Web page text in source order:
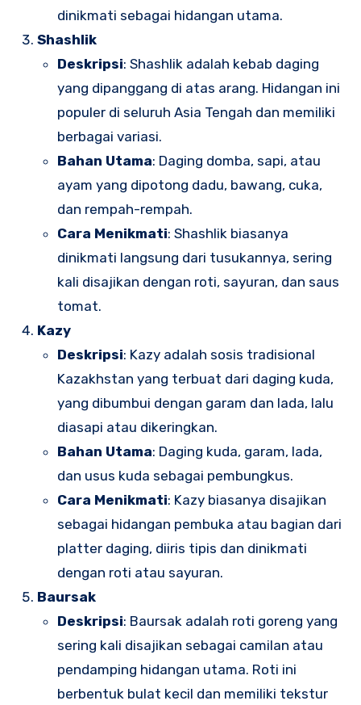
dinikmati sebagai hidangan utama.
Shashlik
Deskripsi: Shashlik adalah kebab daging
yang dipanggang di atas arang. Hidangan ini
populer di seluruh Asia Tengah dan memiliki
berbagai variasi.
Bahan Utama: Daging domba, sapi, atau
ayam yang dipotong dadu, bawang, cuka,
dan rempah-rempah.
Cara Menikmati: Shashlik biasanya
dinikmati langsung dari tusukannya, sering
kali disajikan dengan roti, sayuran, dan saus
tomat.
Kazy
Deskripsi: Kazy adalah sosis tradisional
Kazakhstan yang terbuat dari daging kuda,
yang dibumbui dengan garam dan lada, lalu
diasapi atau dikeringkan.
Bahan Utama: Daging kuda, garam, lada,
dan usus kuda sebagai pembungkus.
Cara Menikmati: Kazy biasanya disajikan
sebagai hidangan pembuka atau bagian dari
platter daging, diiris tipis dan dinikmati
dengan roti atau sayuran.
Baursak
Deskripsi: Baursak adalah roti goreng yang
sering kali disajikan sebagai camilan atau
pendamping hidangan utama. Roti ini
berbentuk bulat kecil dan memiliki tekstur